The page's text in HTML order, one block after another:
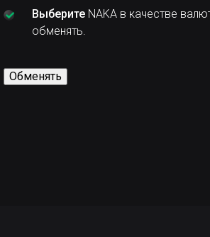
Выберите NAKA в качестве
обменять.
Обменять